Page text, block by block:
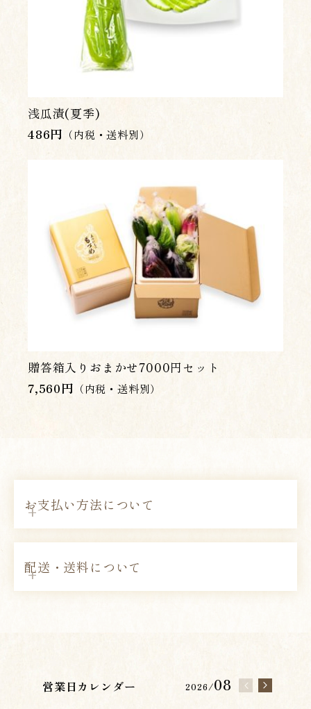
浅瓜漬(夏季)
486円 （内税・送料別）
贈答箱入りおまかせ7000円セット
7,560円 （内税・送料別）
お支払い方法について
配送・送料について
営業日カレンダー 2026/08